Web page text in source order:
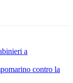
a
contro la